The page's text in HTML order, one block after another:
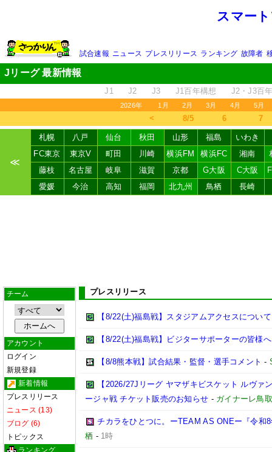
スマー
試合速報 ニュース プレスリリース ランキング 故障者
Jリーグ 最新情報
J1 J2 J3 J1百年構想 J2・J3百
2026年 1月 2月 3月 4月 5月
＜ 8/5 6 7
≪
札幌 八戸 仙台 秋田 山形 福島
いわき
FC東京
東京V 町田 川崎 横浜FM 横浜FC 湘南
藤枝
名古屋 岐阜 滋賀 京都 G大阪 C大阪
愛媛
今治 高知 福岡 北九州 鳥栖 長崎
チーム
アカウント
ログイン
新規登録
新着情報
プレスリリース
ニュース (13)
ブログ (6)
トピックス
ランキング
プレスリリース
【8/22(土)福島戦】スタジアムアクセスについて
【8/22(土)福島戦】ビジターサポーターの皆様へ
【8/8熊本戦】試合結果・監督・選手コメント -
【2026/27Jリーグ ヤマザキビスケット ルヴ
ージャ戦 チケット販売のお知らせ - ガイナーレ鳥取
チカラをひとつに。ーTEAM AS ONEー『令和
栖 - 1時